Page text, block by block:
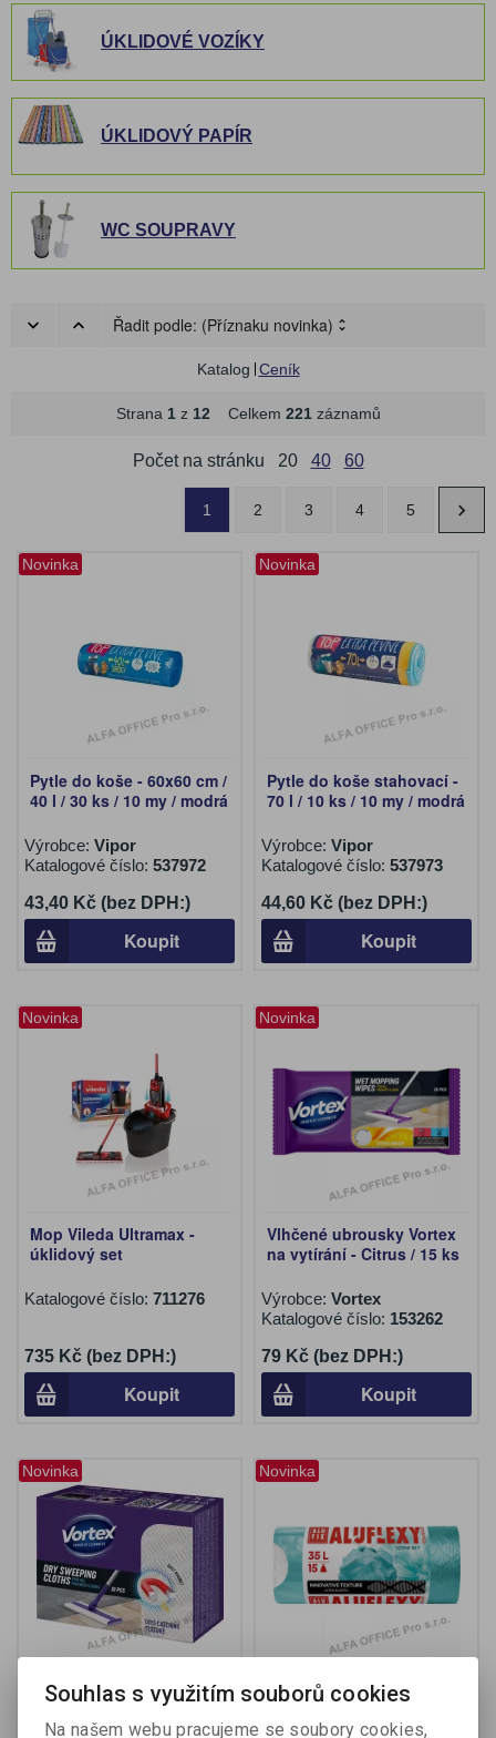
ÚKLIDOVÉ VOZÍKY
ÚKLIDOVÝ PAPÍR
WC SOUPRAVY
Řadit podle: (Příznaku novinka)
Katalog Ceník
Strana 1z 12 Celkem 221záznamů
Počet na stránku 20 40 60
1 2 3 4 5
Novinka
Pytle do koše - 60x60 cm /
40 l / 30 ks / 10 my / modrá
Výrobce: Vipor
Katalogové číslo: 537972
43,40 Kč (bez DPH:)
Koupit
Novinka
Pytle do koše stahovací -
70 l / 10 ks / 10 my / modrá
Výrobce: Vipor
Katalogové číslo: 537973
44,60 Kč (bez DPH:)
Koupit
Novinka
Mop Vileda Ultramax -
úklidový set
Katalogové číslo: 711276
735 Kč (bez DPH:)
Koupit
Novinka
Vlhčené ubrousky Vortex
na vytírání - Citrus / 15 ks
Výrobce: Vortex
Katalogové číslo: 153262
79 Kč (bez DPH:)
Koupit
Novinka
Souprava Vortex na
vytírání + 5 ks suchých
ubrousků
Novinka
Pytle Alufix Aluflexy
stahovací - 53x60 cm / 35l
/ 28my / 15ks / tyrkysová
Souhlas s využitím souborů cookies
Na našem webu pracujeme se soubory cookies,